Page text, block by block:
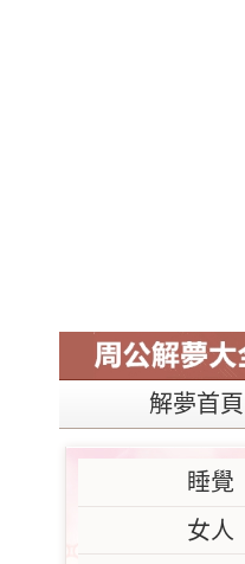
解夢首頁
睡覺
女人